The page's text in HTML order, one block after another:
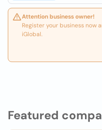
Featured
Attention business owner!
Register your business now
iGlobal.